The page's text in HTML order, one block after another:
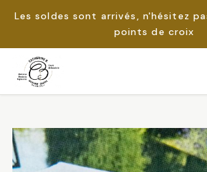
Les soldes sont arrivés, n'hésitez
points de croix
Passer